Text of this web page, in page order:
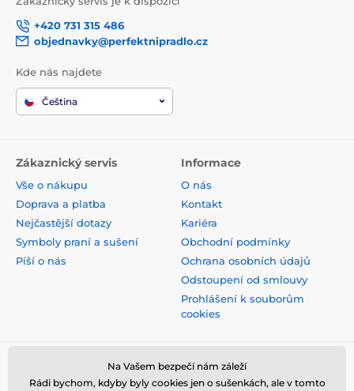
+420 731 315 486
objednavky@perfektnipradlo.cz
Kde nás najdete
Čeština
Zákaznický servis
Vše o nákupu
Doprava a platba
Nejčastější dotazy
Symboly praní a sušení
Píší o nás
Informace
O nás
Kontakt
Kariéra
Obchodní podmínky
Ochrana osobních údajů
Odstoupení od smlouvy
Prohlášení k souborům
cookies
Bezpečná platba kartou
Na Vašem bezpečí nám záleží
Rádi bychom, kdyby byly cookies jen o sušenkách, ale v tomto